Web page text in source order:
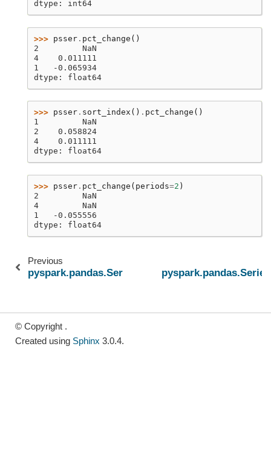
dtype: int64
>>> psser . pct_change ()
2         NaN
4    0.011111
1   -0.065934
dtype: float64
>>> psser . sort_index () . pct_change ()
1         NaN
2    0.058824
4    0.011111
dtype: float64
>>> psser . pct_change ( periods=2 )
2         NaN
4         NaN
1   -0.055556
dtype: float64
Previous
pyspark.pandas.Series.nsmallest
© Copyright .
Created using Sphinx 3.0.4.